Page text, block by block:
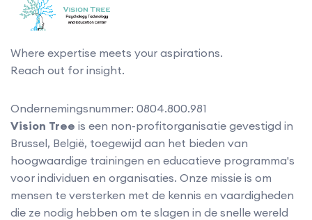
Where expertise meets your aspirations.
Reach out for insight.
Ondernemingsnummer: 0804.800.981
Vision Tree is een non-profitorganisatie gevestigd in
Brussel, België, toegewijd aan het bieden van
hoogwaardige trainingen en educatieve programma's
voor individuen en organisaties. Onze missie is om
mensen te versterken met de kennis en vaardigheden
die ze nodig hebben om te slagen in de snelle wereld